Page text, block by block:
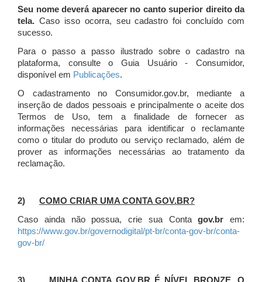
Seu nome deverá aparecer no canto superior direito da
tela. Caso isso ocorra, seu cadastro foi concluído com
sucesso.
Para o passo a passo ilustrado sobre o cadastro na
plataforma, consulte o Guia Usuário - Consumidor,
disponível em Publicações.
O cadastramento no Consumidor.gov.br, mediante a
inserção de dados pessoais e principalmente o aceite dos
Termos de Uso, tem a finalidade de fornecer as
informações necessárias para identificar o reclamante
como o titular do produto ou serviço reclamado, além de
prover as informações necessárias ao tratamento da
reclamação.
2) COMO CRIAR UMA CONTA GOV.BR?
Caso ainda não possua, crie sua Contagov.br em:
https://www.gov.br/governodigital/pt-br/conta-gov-br/conta-
gov-br/